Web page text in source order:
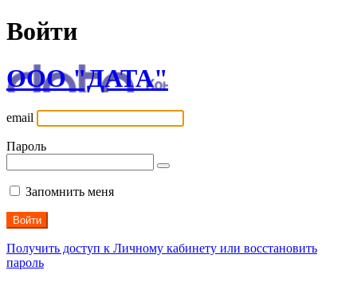
Войти
ООО "ДАТА"
email
Пароль
Запомнить меня
Получить доступ к Личному кабинету или восстановить
пароль